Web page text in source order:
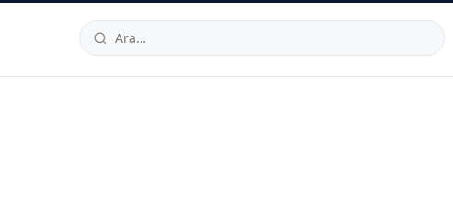
34520TRTelefon:0850 444 30 49E-posta:info@dijinika.net